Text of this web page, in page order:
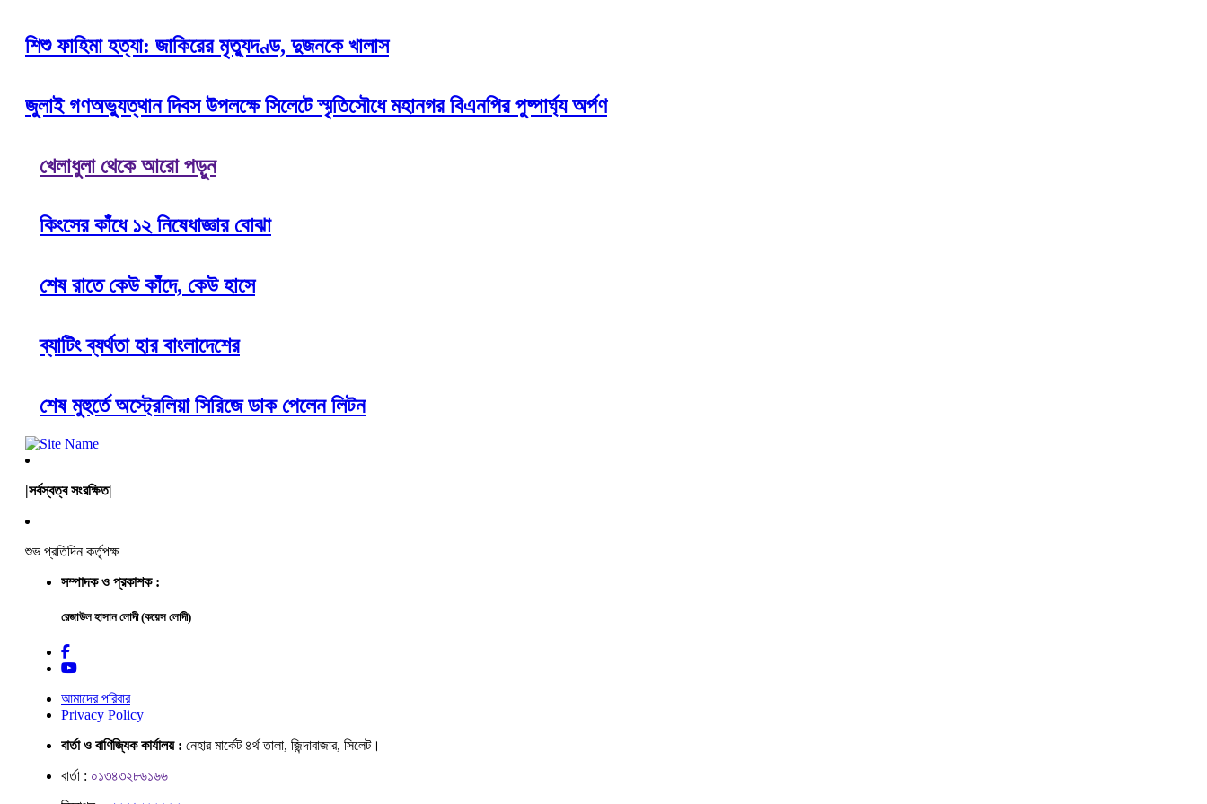
শিশু ফাহিমা হত্যা: জাকিরের মৃত্যুদণ্ড, দুজনকে খালাস
জুলাই গণঅভ্যুত্থান দিবস উপলক্ষে সিলেটে স্মৃতিসৌধে মহানগর বিএনপির পুষ্পার্ঘ্য অর্পণ
খেলাধুলা থেকে আরো পড়ুন
কিংসের কাঁধে ১২ নিষেধাজ্ঞার বোঝা
শেষ রাতে কেউ কাঁদে, কেউ হাসে
ব্যাটিং ব্যর্থতা হার বাংলাদেশের
শেষ মুহুর্তে অস্ট্রেলিয়া সিরিজে ডাক পেলেন লিটন
|সর্বস্বত্ব সংরক্ষিত|
শুভ প্রতিদিন কর্তৃপক্ষ
সম্পাদক ও প্রকাশক :
রেজাউল হাসান লোদী (কয়েস লোদী)
আমাদের পরিবার
Privacy Policy
বার্তা ও বাণিজ্যিক কার্যালয় : নেহার মার্কেট ৪র্থ তালা, জিন্দাবাজার, সিলেট।
বার্তা : ০১৩৪৩২৮৬১৬৬